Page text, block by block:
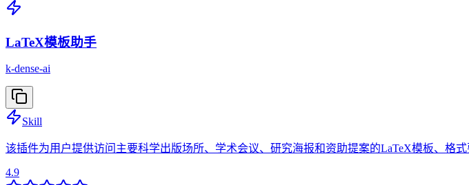
LaTeX模板助手
k-dense-ai
Skill
该插件为用户提供访问主要科学出版场所、学术会议、研究海报和资助提案的LaTeX模板、格
4.9